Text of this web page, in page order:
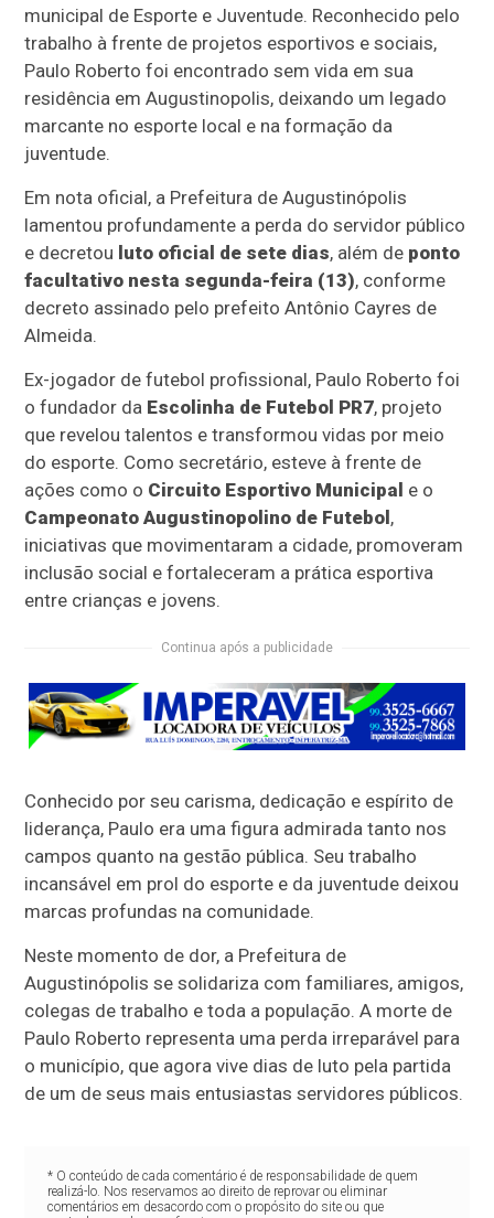
municipal de Esporte e Juventude. Reconhecido pelo
trabalho à frente de projetos esportivos e sociais,
Paulo Roberto foi encontrado sem vida em sua
residência em Augustinopolis, deixando um legado
marcante no esporte local e na formação da
juventude.
Em nota oficial, a Prefeitura de Augustinópolis
lamentou profundamente a perda do servidor público
e decretou luto oficial de sete dias, além de ponto
facultativo nesta segunda-feira (13), conforme
decreto assinado pelo prefeito Antônio Cayres de
Almeida.
Ex-jogador de futebol profissional, Paulo Roberto foi
o fundador da Escolinha de Futebol PR7, projeto
que revelou talentos e transformou vidas por meio
do esporte. Como secretário, esteve à frente de
ações como o Circuito Esportivo Municipal e o
Campeonato Augustinopolino de Futebol,
iniciativas que movimentaram a cidade, promoveram
inclusão social e fortaleceram a prática esportiva
entre crianças e jovens.
Continua após a publicidade
Conhecido por seu carisma, dedicação e espírito de
liderança, Paulo era uma figura admirada tanto nos
campos quanto na gestão pública. Seu trabalho
incansável em prol do esporte e da juventude deixou
marcas profundas na comunidade.
Neste momento de dor, a Prefeitura de
Augustinópolis se solidariza com familiares, amigos,
colegas de trabalho e toda a população. A morte de
Paulo Roberto representa uma perda irreparável para
o município, que agora vive dias de luto pela partida
de um de seus mais entusiastas servidores públicos.
* O conteúdo de cada comentário é de responsabilidade de quem
realizá-lo. Nos reservamos ao direito de reprovar ou eliminar
comentários em desacordo com o propósito do site ou que